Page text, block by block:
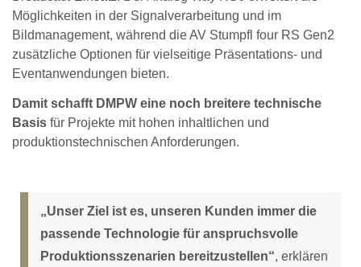
Möglichkeiten in der Signalverarbeitung und im
Bildmanagement, während die AV Stumpfl four RS Gen2
zusätzliche Optionen für vielseitige Präsentations- und
Eventanwendungen bieten.
Damit schafft DMPW eine noch breitere technische
Basis für Projekte mit hohen inhaltlichen und
produktionstechnischen Anforderungen.
„Unser Ziel ist es, unseren Kunden immer die
passende Technologie für anspruchsvolle
Produktionsszenarien bereitzustellen“, erklären